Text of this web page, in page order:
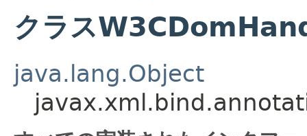
クラス
java.lang.Object